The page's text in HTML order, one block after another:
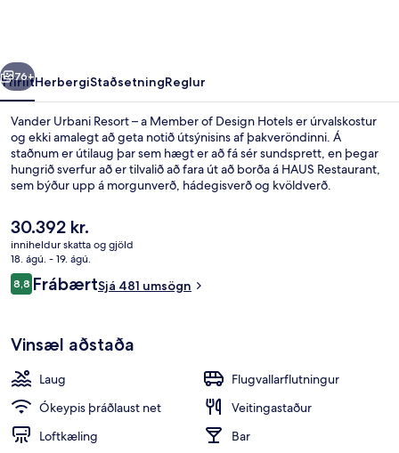
of
Design
Hotels
Næsta
76+
YfirlitHerbergiStaðsetningReglur
Vander Urbani Resort – a Member of Design Hotels er úrvalskostur
og ekki amalegt að geta notið útsýnisins af þakveröndinni. Á
staðnum er útilaug þar sem hægt er að fá sér sundsprett, en þegar
hungrið sverfur að er tilvalið að fara út að borða á HAUS Restaurant,
sem býður upp á morgunverð, hádegisverð og kvöldverð.
meðal annarra þæginda á þessu hóteli fyrir vandláta. Aðrir gestir
hafa sagt að meðal helstu kosta gististaðarins sé hjálpsamt starfsfólk.
Núverandi
verð
er
30.392 kr.
30.392 kr.
inniheldur skatta og gjöld
18. ágú. - 19. ágú.
Umsagnir
8,88,8 af 10
FrábærtSjá 481 umsögn
Vinsæl aðstaða
Laug
Flugvallarflutningur
Ókeypis þráðlaust net
Veitingastaður
Loftkæling
Bar